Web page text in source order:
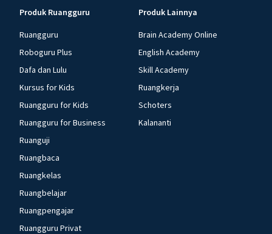
Produk Ruangguru
Ruangguru
Roboguru Plus
Dafa dan Lulu
Kursus for Kids
Ruangguru for Kids
Ruangguru for Business
Ruanguji
Ruangbaca
Ruangkelas
Ruangbelajar
Ruangpengajar
Ruangguru Privat
Produk Lainnya
Brain Academy Online
English Academy
Skill Academy
Ruangkerja
Schoters
Kalananti